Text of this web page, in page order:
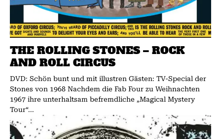
THE ROLLING STONES – ROCK
AND ROLL CIRCUS
DVD: Schön bunt und mit illustren Gästen: TV-Special der
Stones von 1968 Nachdem die Fab Four zu Weihnachten
1967 ihre unterhaltsam befremdliche „Magical Mystery
Tour“...